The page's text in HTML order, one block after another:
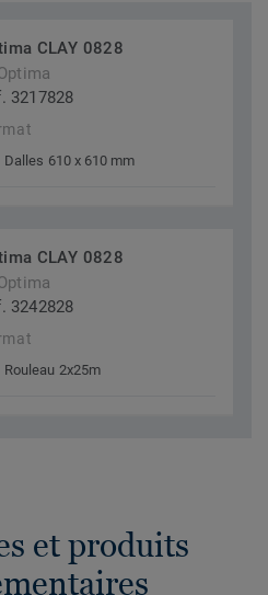
CLAY 0828
3217828
Dalles 610 x 610 mm
CLAY 0828
3242828
Rouleau 2x25m
et produits